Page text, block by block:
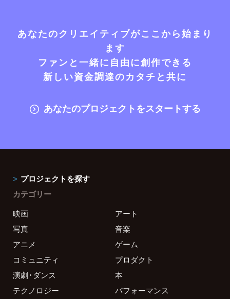
あなたのクリエイティブがここから始まり
ます
ファンと一緒に自由に創作できる
新しい資金調達のカタチと共に
あなたのプロジェクトをスタートする
プロジェクトを探す
カテゴリー
映画
アート
写真
音楽
アニメ
ゲーム
コミュニティ
プロダクト
演劇・ダンス
本
テクノロジー
パフォーマンス